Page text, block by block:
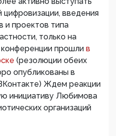
цифровизации, введения
и проектов типа
только на
прошли в
(резолюции обеих
опубликованы в
Ждем реакции
инициативу Любимова
организаций